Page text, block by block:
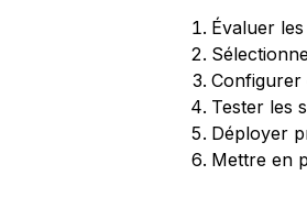
Évaluer
Configurer
Tester les
Déployer
Mettre en